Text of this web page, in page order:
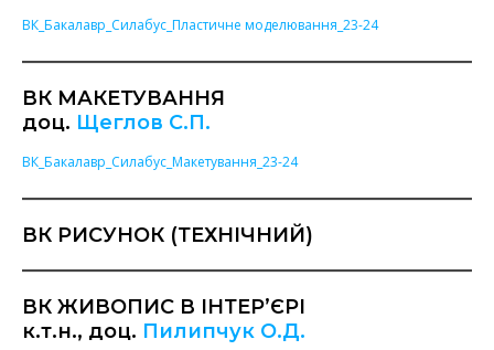
ВК_Бакалавр_Силабус_Пластичне моделювання_23-24
ВК МАКЕТУВАННЯ
доц. Щеглов С.П.
ВК_Бакалавр_Силабус_Макетування_23-24
ВК РИСУНОК (ТЕХНІЧНИЙ)
ВК ЖИВОПИС В ІНТЕР’ЄРІ
к.т.н., доц. Пилипчук О.Д.